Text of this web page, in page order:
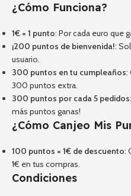
¿Cómo Funciona?
1€ = 1 punto: Por cada euro que
¡200 puntos de bienvenida!:
usuario.
300 puntos en tu cumpleaños:
300 puntos extra.
300 puntos por cada 5 pedidos
más puntos ganas!
¿Cómo Canjeo Mis
100 puntos = 1€ de descuento:
1€ en tus compras.
Condiciones